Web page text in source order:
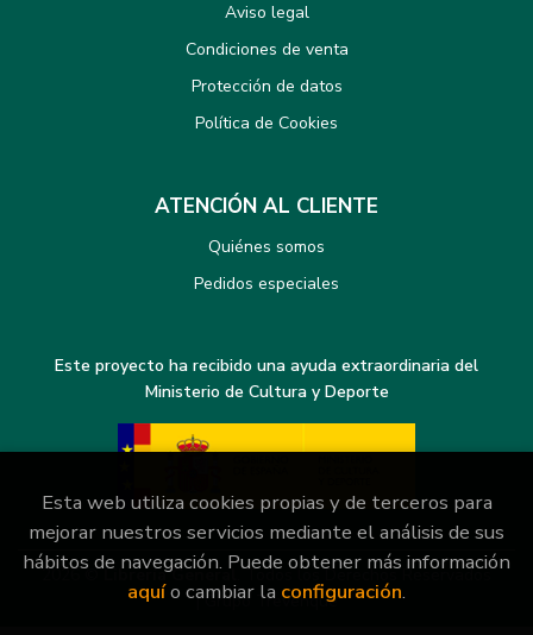
Aviso legal
Condiciones de venta
Protección de datos
Política de Cookies
ATENCIÓN AL CLIENTE
Quiénes somos
Pedidos especiales
Este proyecto ha recibido una ayuda extraordinaria del
Ministerio de Cultura y Deporte
2026 ©Librería General . Todos los Derechos Reservados
|Grupo Trevenque
Esta web utiliza cookies propias y de terceros para
mejorar nuestros servicios mediante el análisis de sus
hábitos de navegación. Puede obtener más información
aquío cambiar la configuración.